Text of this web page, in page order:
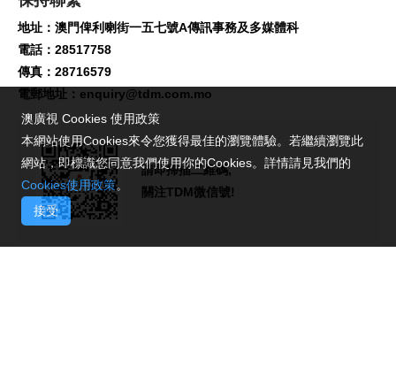
地址：澳門俾利喇街一五七號A傳訊事務及多媒體科
電話：28517758
傳真：28716579
電郵地址： enquiry@tdm.com.mo
請即掃描二維碼,
關注TDM微信號!
澳廣視 Cookies 使用政策
本網站使用Cookies來令您獲得最佳的瀏覽體驗。若繼續瀏覽此
網站，即標識您同意我們使用你的Cookies。詳情請見我們的
Cookies使用政策。
接受